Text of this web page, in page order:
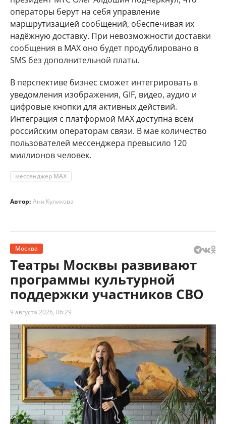
операторы берут на себя управление
маршрутизацией сообщений, обеспечивая их
надёжную доставку. При невозможности доставки
сообщения в MAX оно будет продублировано в
SMS без дополнительной платы.
В перспективе бизнес сможет интегрировать в
уведомления изображения, GIF, видео, аудио и
цифровые кнопки для активных действий.
Интеграция с платформой MAX доступна всем
российским операторам связи. В мае количество
пользователей мессенджера превысило 120
миллионов человек.
мессенджер MAX
Автор: Аня Куликова
Москва
Театры Москвы развивают
программы культурной
поддержки участников СВО
9 августа 2026, 06:29